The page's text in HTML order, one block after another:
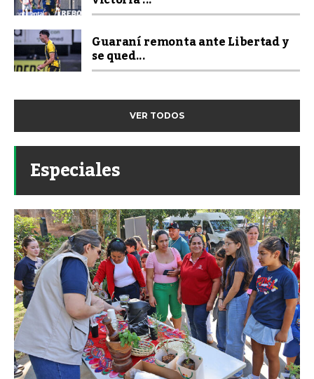
Guaraní remonta ante Libertad y
se qued...
VER TODOS
Especiales